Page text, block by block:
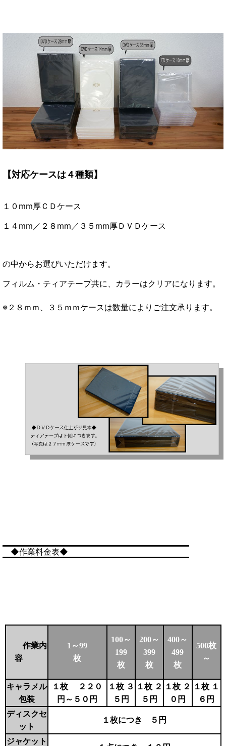
【対応ケースは４種類】
１０mm厚ＣＤケース
１４mm／２８mm／３５mm厚ＤＶＤケース
の中からお選びいただけます。
フィルム・ティアテープ共に、カラーはクリアになります。
※２８ｍｍ、３５ｍｍケースは数量によりご注文承ります。
◆作業料金表◆
作業内
容
1～99
枚
100～
199
枚
200～
399
枚
400～
499
枚
500枚
～
キャラメル
包装
１枚 ２２０
円～５０円
１枚 ３
５円
１枚 ２
５円
１枚 ２
０円
１枚 １
６円
ディスクセ
ット
１枚につき ５円
ジャケット